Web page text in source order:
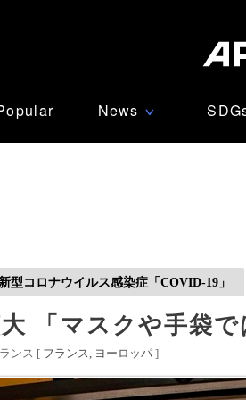
News ∨
型コロナウイルス感染症「COVID-19」
「マスクや手袋
ンス [ フランス ヨーロッパ ]